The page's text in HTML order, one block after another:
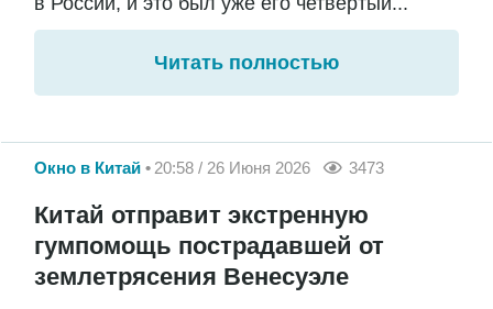
Читать полностью
Окно в Китай 20:58 / 26 Июня 2026 3473
Китай отправит экстренную
гумпомощь пострадавшей от
землетрясения Венесуэле